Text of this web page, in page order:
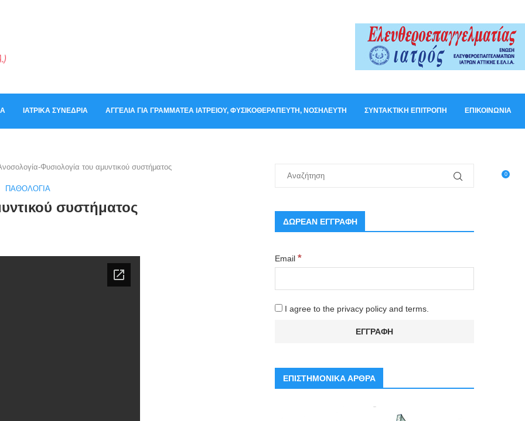
ΙΑΤΡΙΚΆ ΣΥΝΈΔΡΙΑ ΑΓΓΕΛΊΑ ΓΙΑ ΓΡΑΜΜΑΤΈΑ ΙΑΤΡΕΊΟΥ, ΦΥΣΙΚΟΘΕΡΑΠΕΥΤΉ, ΝΟΣΗΛΕΥΤΉ ΣΥΝΤΑΚΤΙΚΉ ΕΠΙΤΡΟΠΉ ΕΠΙΚΟΙΝΩΝΊΑ
0
Φυσιολογία του αμυντικού συστήματος
ΠΑΘΟΛΟΓΊΑ
συστήματος
ΔΩΡΕΑΝ ΕΓΓΡΑΦΗ
Email *
I agree to the privacy policy and terms.
ΕΠΙΣΤΗΜΟΝΙΚΑ ΑΡΘΡΑ